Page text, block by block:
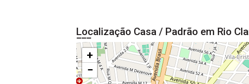
Localização Casa / Padrão em Rio
+
−